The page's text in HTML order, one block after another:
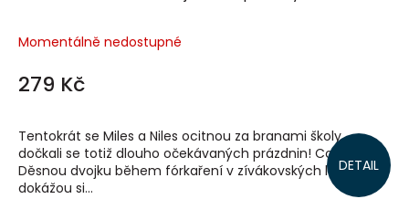
Momentálně nedostupné
279 Kč
DETAIL
Tentokrát se Miles a Niles ocitnou za branami školy,
dočkali se totiž dlouho očekávaných prázdnin! Co potká
Děsnou dvojku během fórkaření v zívákovských lesích? A
dokážou si...